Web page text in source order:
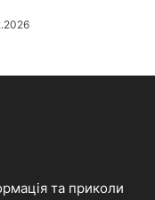
та приколи